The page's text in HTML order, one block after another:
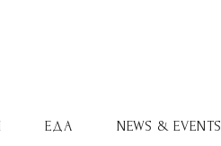
ЕДА
NEWS & EVENTS